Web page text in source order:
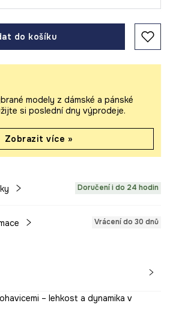
do košíku
modely z dámské a pánské
si poslední dny výprodeje.
Zobrazit více »
Doručení i do 24 hodin
Vrácení do 30 dnů
– lehkost a dynamika v